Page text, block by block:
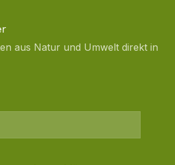
aus Natur und Umwelt direkt in